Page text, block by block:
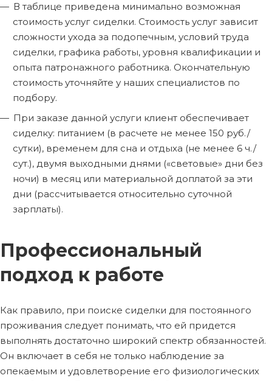
В таблице приведена минимально возможная
стоимость услуг сиделки. Стоимость услуг зависит
сложности ухода за подопечным, условий труда
сиделки, графика работы, уровня квалификации и
опыта патронажного работника. Окончательную
стоимость уточняйте у наших специалистов по
подбору.
При заказе данной услуги клиент обеспечивает
сиделку: питанием (в расчете не менее 150 руб./
сутки), временем для сна и отдыха (не менее 6 ч./
сут.), двумя выходными днями («световые» дни без
ночи) в месяц или материальной доплатой за эти
дни (рассчитывается относительно суточной
зарплаты).
Профессиональный
подход к работе
Как правило, при поиске сиделки для постоянного
проживания следует понимать, что ей придется
выполнять достаточно широкий спектр обязанностей.
Он включает в себя не только наблюдение за
опекаемым и удовлетворение его физиологических